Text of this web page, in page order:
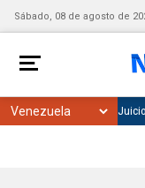
Sábado, 08 de agosto de